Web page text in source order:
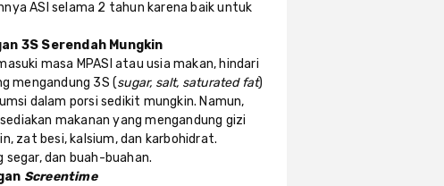
ASI selama 2 tahun karena baik untuk
3S Serendah Mungkin
masa MPASI atau usia makan, hindari
mengandung 3S (sugar, salt, saturated fat)
dalam porsi sedikit mungkin. Namun,
makanan yang mengandung gizi
zat besi, kalsium, dan karbohidrat.
segar, dan buah-buahan.
Screentime